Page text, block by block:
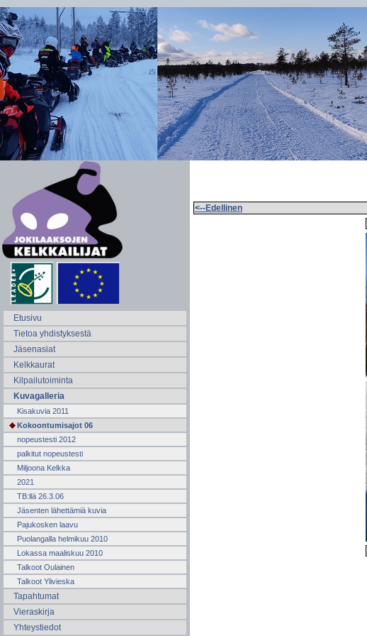
Etusivu
Tietoa yhdistyksestä
Jäsenasiat
Kelkkaurat
Kilpailutoiminta
Kuvagalleria
Kisakuvia 2011
Kokoontumisajot 06
nopeustesti 2012
palkitut nopeustesti
Miljoona Kelkka
2021
TB:llä 26.3.06
Jäsenten lähettämiä kuvia
Pajukosken laavu
Puolangalla helmikuu 2010
Lokassa maaliskuu 2010
Talkoot Oulainen
Talkoot Ylivieska
Tapahtumat
Vieraskirja
Yhteystiedot
<--Edellinen